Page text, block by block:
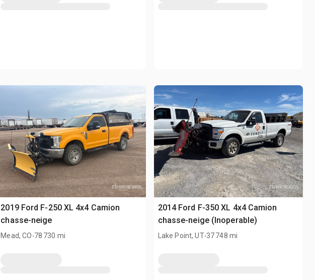
2019 Ford F-250 XL 4x4 Camion
chasse-neige
Mead, CO.78 730 mi
2014 Ford F-350 XL 4x4 Camion
chasse-neige (Inoperable)
Lake Point, UT.37 748 mi